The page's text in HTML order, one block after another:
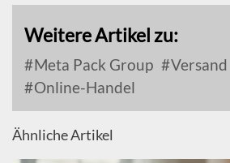
Weitere Artikel zu:
Meta Pack Group
Versand
Online-Handel
Ähnliche Artikel